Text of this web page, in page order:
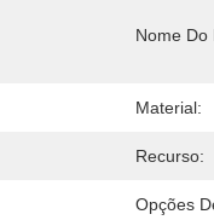
Nome Do
Material:
Recurso:
Opções